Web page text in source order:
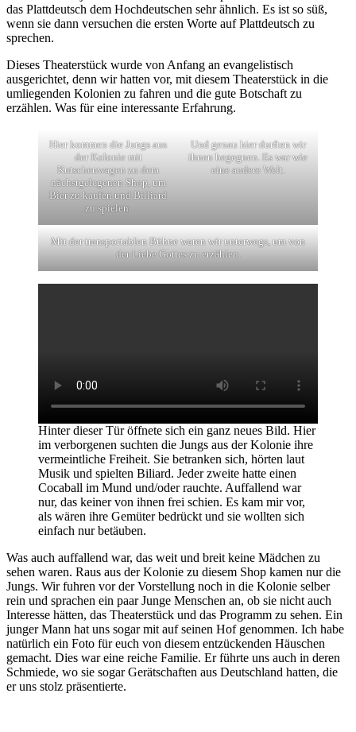
das Plattdeutsch dem Hochdeutschen sehr ähnlich. Es ist so süß,
wenn sie dann versuchen die ersten Worte auf Plattdeutsch zu
sprechen.
Dieses Theaterstück wurde von Anfang an evangelistisch
ausgerichtet, denn wir hatten vor, mit diesem Theaterstück in die
umliegenden Kolonien zu fahren und die gute Botschaft zu
erzählen. Was für eine interessante Erfahrung.
Hier kommen die Jungs aus
der Kolonie mit
Kutschenwagen zu dem
nächstgelegenen Shop, um
Bier zu kaufen und Billiard
zu spielen.
Und genau hier durften wir
ihnen begegnen. Es war wie
eine andere Welt.
Mit der transportablen Bühne waren wir unterwegs, um von
der Liebe Gottes zu erzählen.
Hinter dieser Tür öffnete sich ein ganz neues Bild. Hier
im verborgenen suchten die Jungs aus der Kolonie ihre
vermeintliche Freiheit. Sie betranken sich, hörten laut
Musik und spielten Biliard. Jeder zweite hatte einen
Cocaball im Mund und/oder rauchte. Auffallend war
nur, das keiner von ihnen frei schien. Es kam mir vor,
als wären ihre Gemüter bedrückt und sie wollten sich
einfach nur betäuben.
Was auch auffallend war, das weit und breit keine Mädchen zu
sehen waren. Raus aus der Kolonie zu diesem Shop kamen nur die
Jungs. Wir fuhren vor der Vorstellung noch in die Kolonie selber
rein und sprachen ein paar Junge Menschen an, ob sie nicht auch
Interesse hätten, das Theaterstück und das Programm zu sehen. Ein
junger Mann hat uns sogar mit auf seinen Hof genommen. Ich habe
natürlich ein Foto für euch von diesem entzückenden Häuschen
gemacht. Dies war eine reiche Familie. Er führte uns auch in deren
Schmiede, wo sie sogar Gerätschaften aus Deutschland hatten, die
er uns stolz präsentierte.